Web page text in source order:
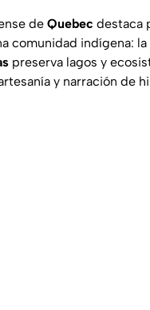
de Quebec destaca
comunidad indígena:
preserva lagos y
y narración de